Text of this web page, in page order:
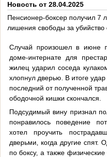
Новость от 28.04.2025
Пенсионер-боксер получил 7
лишения свободы за убийство
Случай произошел в июне
доме-интернате для
жилец ударил соседа
хлопнул дверью. В итоге
последний от полученной
ободочной кишки скончался.
Подсудимый вину признал
понравилось поведение
хотел проучить
дверьми, когда другие спят.
по боксу, а также